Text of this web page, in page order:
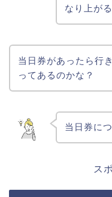
なり上が
当日券があったら行
ってあるのかな？
当日券に
ス